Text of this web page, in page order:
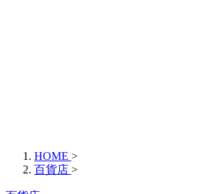
HOME >
百貨店 >